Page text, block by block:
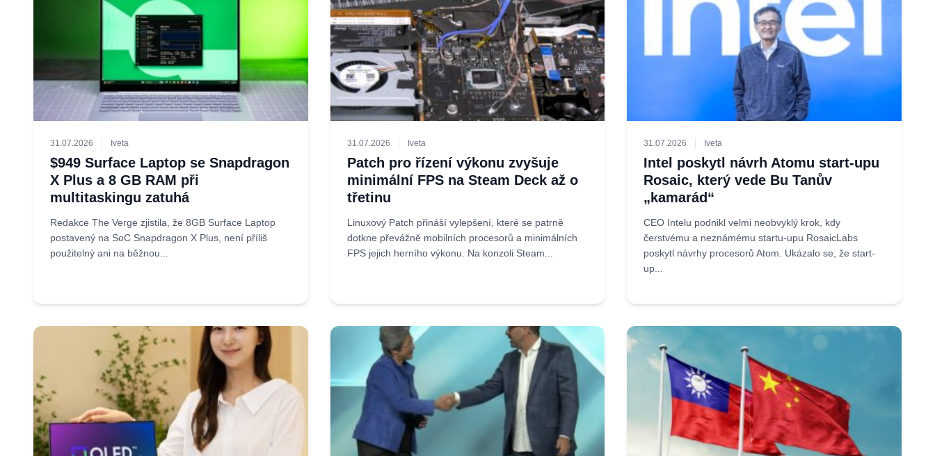
31.07.2026 Iveta
$949 Surface Laptop se Snapdragon
X Plus a 8 GB RAM při
multitaskingu zatuhá
Redakce The Verge zjistila, že 8GB Surface Laptop
postavený na SoC Snapdragon X Plus, není příliš
použitelný ani na běžnou...
31.07.2026 Iveta
Patch pro řízení výkonu zvyšuje
minimální FPS na Steam Deck až o
třetinu
Linuxový Patch přináší vylepšení, které se patrně
dotkne převážně mobilních procesorů a minimálních
FPS jejich herního výkonu. Na konzoli Steam...
31.07.2026 Iveta
Intel poskytl návrh Atomu start-upu
Rosaic, který vede Bu Tanův
„kamarád“
CEO Intelu podnikl velmi neobvyklý krok, kdy
čerstvému a neznámému startu-upu RosaicLabs
poskytl návrhy procesorů Atom. Ukázalo se, že start-
up...